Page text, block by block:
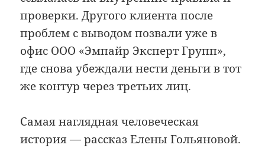
проверки. Другого клиента после
проблем с выводом позвали уже в
офис ООО «Эмпайр Эксперт Групп»,
где снова убеждали нести деньги в тот
же контур через третьих лиц.
Самая наглядная человеческая
история — рассказ Елены Гольяновой.